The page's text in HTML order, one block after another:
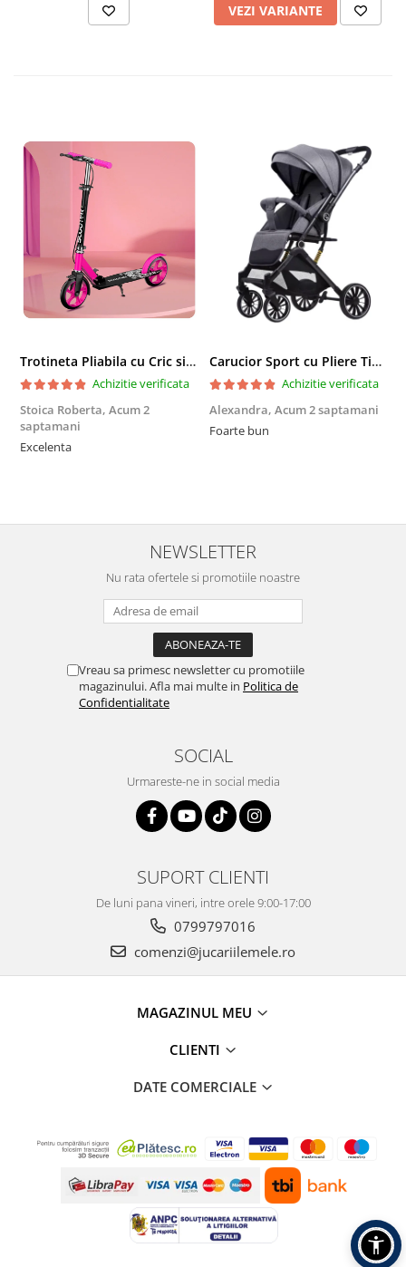
VEZI VARIANTE
Trotineta Pliabila cu Cric si Maner Reglabil
Achizitie verificata
Stoica Roberta, Acum 2
saptamani
Excelenta
Carucior Sport cu Pliere Tip Troller si Maner Reversibil - Gri
Achizitie verificata
Alexandra, Acum 2 saptamani
Foarte bun
NEWSLETTER
Nu rata ofertele si promotiile noastre
Vreau sa primesc newsletter cu promotiile
magazinului. Afla mai multe in Politica de
Confidentialitate
SOCIAL
Urmareste-ne in social media
SUPORT CLIENTI
De luni pana vineri, intre orele 9:00-17:00
0799797016
comenzi@jucariilemele.ro
MAGAZINUL MEU
CLIENTI
DATE COMERCIALE